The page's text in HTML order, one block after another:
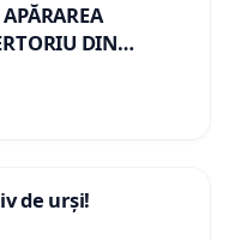
DIN
de urși!